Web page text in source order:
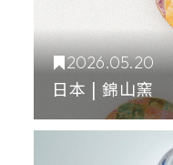
2026.05.20
日本 | 錦山窯